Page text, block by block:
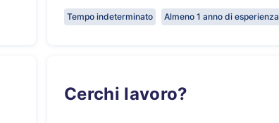
Tempo indeterminato Almeno 1 anno di esperienza
Cerchi lavoro?